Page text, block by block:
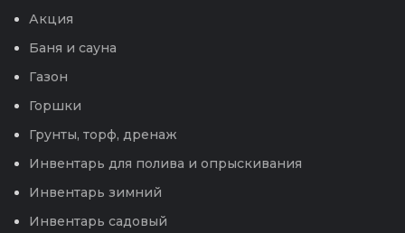
Акция
Баня и сауна
Газон
Горшки
Грунты, торф, дренаж
Инвентарь для полива и опрыскивания
Инвентарь зимний
Инвентарь садовый